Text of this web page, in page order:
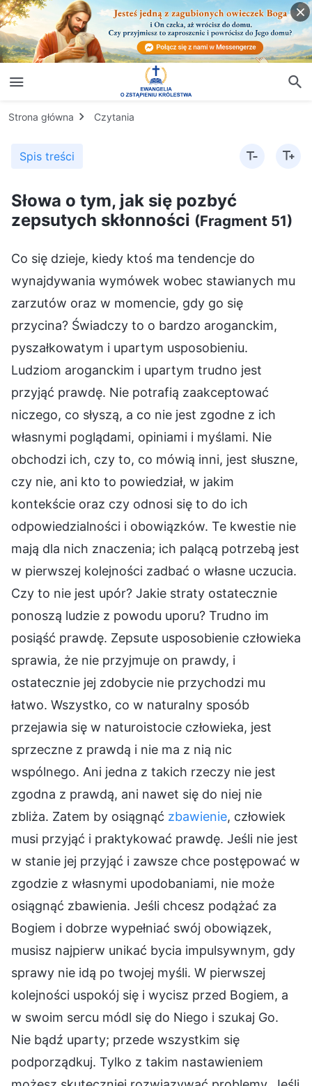
Strona główna Czytania
Spis treści
Słowa o tym, jak się pozbyć
zepsutych skłonności (Fragment 51)
Co się dzieje, kiedy ktoś ma tendencje do
wynajdywania wymówek wobec stawianych mu
zarzutów oraz w momencie, gdy go się
przycina? Świadczy to o bardzo aroganckim,
pyszałkowatym i upartym usposobieniu.
Ludziom aroganckim i upartym trudno jest
przyjąć prawdę. Nie potrafią zaakceptować
niczego, co słyszą, a co nie jest zgodne z ich
własnymi poglądami, opiniami i myślami. Nie
obchodzi ich, czy to, co mówią inni, jest słuszne,
czy nie, ani kto to powiedział, w jakim
kontekście oraz czy odnosi się to do ich
odpowiedzialności i obowiązków. Te kwestie nie
mają dla nich znaczenia; ich palącą potrzebą jest
w pierwszej kolejności zadbać o własne uczucia.
Czy to nie jest upór? Jakie straty ostatecznie
ponoszą ludzie z powodu uporu? Trudno im
posiąść prawdę. Zepsute usposobienie człowieka
sprawia, że nie przyjmuje on prawdy, i
ostatecznie jej zdobycie nie przychodzi mu
łatwo. Wszystko, co w naturalny sposób
przejawia się w naturoistocie człowieka, jest
sprzeczne z prawdą i nie ma z nią nic
wspólnego. Ani jedna z takich rzeczy nie jest
zgodna z prawdą, ani nawet się do niej nie
zbliża. Zatem by osiągnąć zbawienie, człowiek
musi przyjąć i praktykować prawdę. Jeśli nie jest
w stanie jej przyjąć i zawsze chce postępować w
zgodzie z własnymi upodobaniami, nie może
osiągnąć zbawienia. Jeśli chcesz podążać za
Bogiem i dobrze wypełniać swój obowiązek,
musisz najpierw unikać bycia impulsywnym, gdy
sprawy nie idą po twojej myśli. W pierwszej
kolejności uspokój się i wycisz przed Bogiem, a
w swoim sercu módl się do Niego i szukaj Go.
Nie bądź uparty; przede wszystkim się
podporządkuj. Tylko z takim nastawieniem